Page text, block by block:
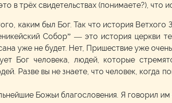
в трёх свидетельствах (понимаете?), что
каким был Бог. Так что история
Собор” — это история церкви
уже не будет. Нет, Пришествие уже
Бог человека, людей, которые
Разве вы не знаете, что человек, когда
Божьи благословения. Я говорил